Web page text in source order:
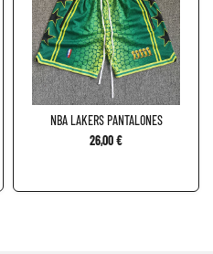
NBA LAKERS PANTALONES
26,00 €